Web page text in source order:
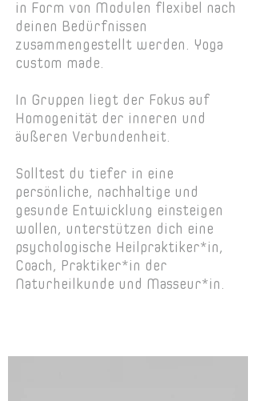
in Form von Modulen flexibel nach
deinen Bedürfnissen
zusammengestellt werden. Yoga
custom made.
In Gruppen liegt der Fokus auf
Homogenität der inneren und
äußeren Verbundenheit.
Solltest du tiefer in eine
persönliche, nachhaltige und
gesunde Entwicklung einsteigen
wollen, unterstützen dich eine
psychologische Heilpraktiker*in,
Coach, Praktiker*in der
Naturheilkunde und Masseur*in.